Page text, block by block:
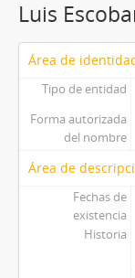
Luis
Área de
Tipo de entidad
Forma autorizada
del nombre
Área de
Fechas de
existencia
Historia